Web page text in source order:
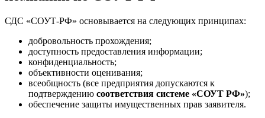
СДС «СОУТ-РФ» основывается на следующих принципах:
добровольность прохождения;
доступность предоставления информации;
конфиденциальность;
объективности оценивания;
всеобщность (все предприятия допускаются к
подтверждению соответствия системе «СОУТ РФ»);
обеспечение защиты имущественных прав заявителя.